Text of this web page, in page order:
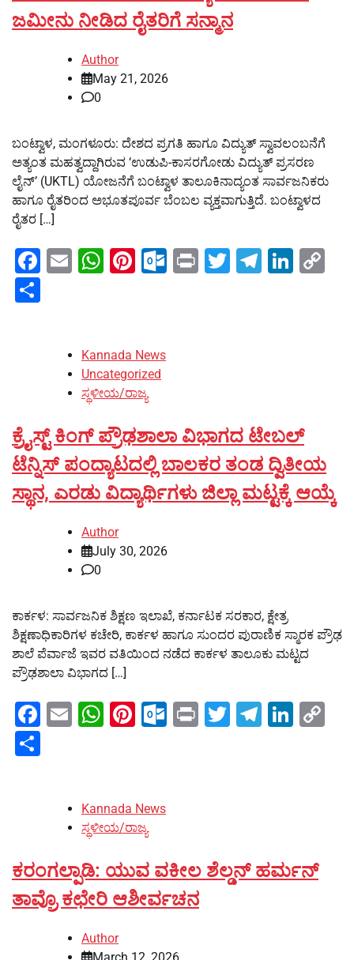
ಜಮೀನು ನೀಡಿದ ರೈತರಿಗೆ ಸನ್ಮಾನ
Author
May 21, 2026
0
ಬಂಟ್ವಾಳ, ಮಂಗಳೂರು: ದೇಶದ ಪ್ರಗತಿ ಹಾಗೂ ವಿದ್ಯುತ್ ಸ್ವಾವಲಂಬನೆಗೆ
ಅತ್ಯಂತ ಮಹತ್ವದ್ದಾಗಿರುವ ‘ಉಡುಪಿ-ಕಾಸರಗೋಡು ವಿದ್ಯುತ್ ಪ್ರಸರಣ
ಲೈನ್’ (UKTL) ಯೋಜನೆಗೆ ಬಂಟ್ವಾಳ ತಾಲೂಕಿನಾದ್ಯಂತ ಸಾರ್ವಜನಿಕರು
ಹಾಗೂ ರೈತರಿಂದ ಅಭೂತಪೂರ್ವ ಬೆಂಬಲ ವ್ಯಕ್ತವಾಗುತ್ತಿದೆ. ಬಂಟ್ವಾಳದ
ರೈತರ […]
Facebook
EmailWhatsApp
Pinterest
Outlook.com
PrintTwitter
Kannada News
Uncategorized
ಸ್ಥಳೀಯ/ರಾಜ್ಯ
ಕ್ರೈಸ್ಟ್ ಕಿಂಗ್ ಪ್ರೌಢಶಾಲಾ ವಿಭಾಗದ ಟೇಬಲ್
ಟೆನ್ನಿಸ್ ಪಂದ್ಯಾಟದಲ್ಲಿ ಬಾಲಕರ ತಂಡ ದ್ವಿತೀಯ
ಸ್ಥಾನ, ಎರಡು ವಿದ್ಯಾರ್ಥಿಗಳು ಜಿಲ್ಲಾ ಮಟ್ಟಕ್ಕೆ ಆಯ್ಕೆ
Author
July 30, 2026
0
ಕಾರ್ಕಳ: ಸಾರ್ವಜನಿಕ ಶಿಕ್ಷಣ ಇಲಾಖೆ, ಕರ್ನಾಟಕ ಸರಕಾರ, ಕ್ಷೇತ್ರ
ಶಿಕ್ಷಣಾಧಿಕಾರಿಗಳ ಕಚೇರಿ, ಕಾರ್ಕಳ ಹಾಗೂ ಸುಂದರ ಪುರಾಣಿಕ ಸ್ಮಾರಕ ಪ್ರೌಢ
ಶಾಲೆ ಪೆರ್ವಾಜೆ ಇವರ ವತಿಯಿಂದ ನಡೆದ ಕಾರ್ಕಳ ತಾಲೂಕು ಮಟ್ಟದ
ಪ್ರೌಢಶಾಲಾ ವಿಭಾಗದ […]
Facebook
EmailWhatsApp
Pinterest
Outlook.com
PrintTwitter
Kannada News
ಸ್ಥಳೀಯ/ರಾಜ್ಯ
ಕರಂಗಲ್ಪಾಡಿ: ಯುವ ವಕೀಲ ಶೆಲ್ಡನ್ ಹರ್ಮನ್
ತಾವ್ರೊ ಕಛೇರಿ ಆಶೀರ್ವಚನ
Author